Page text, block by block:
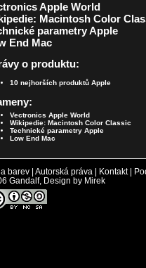
Apple World
Macintosh Color
parametry Apple
End Mac
o produktu:
10 nejhorších produktů Apple
Vectronics Apple World
Wikipedie: Macintosh Color Classic
Technické parametry Apple
Low End Mac
barev | Autorská práva | Kontakt|
Gandalf, Design by Mirek